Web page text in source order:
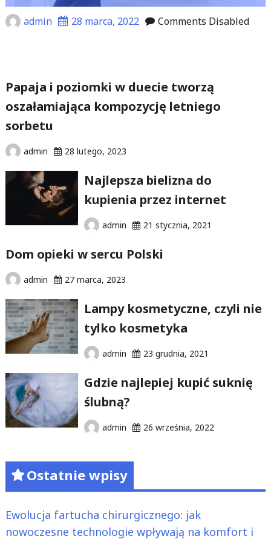
admin 28 marca, 2022 Comments Disabled
Papaja i poziomki w duecie tworzą
oszałamiająca kompozycję letniego
sorbetu
admin 28 lutego, 2023
Najlepsza bielizna do
kupienia przez internet
admin 21 stycznia, 2021
Dom opieki w sercu Polski
admin 27 marca, 2023
Lampy kosmetyczne, czyli nie
tylko kosmetyka
admin 23 grudnia, 2021
Gdzie najlepiej kupić suknię
ślubną?
admin 26 września, 2022
Ostatnie wpisy
Ewolucja fartucha chirurgicznego: jak
nowoczesne technologie wpływają na komfort i